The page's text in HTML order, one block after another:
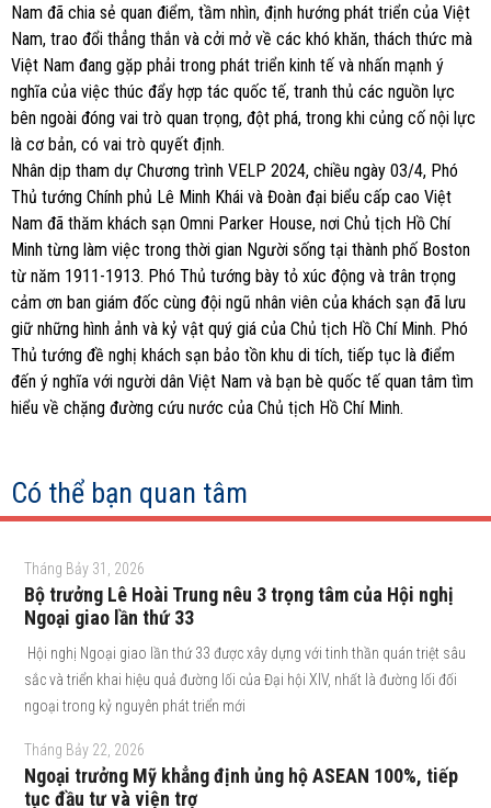
Nam đã chia sẻ quan điểm, tầm nhìn, định hướng phát triển của Việt
Nam, trao đổi thẳng thắn và cởi mở về các khó khăn, thách thức mà
Việt Nam đang gặp phải trong phát triển kinh tế và nhấn mạnh ý
nghĩa của việc thúc đẩy hợp tác quốc tế, tranh thủ các nguồn lực
bên ngoài đóng vai trò quan trọng, đột phá, trong khi củng cố nội lực
là cơ bản, có vai trò quyết định.
Nhân dịp tham dự Chương trình VELP 2024, chiều ngày 03/4, Phó
Thủ tướng Chính phủ Lê Minh Khái và Đoàn đại biểu cấp cao Việt
Nam đã thăm khách sạn Omni Parker House, nơi Chủ tịch Hồ Chí
Minh từng làm việc trong thời gian Người sống tại thành phố Boston
từ năm 1911-1913. Phó Thủ tướng bày tỏ xúc động và trân trọng
cảm ơn ban giám đốc cùng đội ngũ nhân viên của khách sạn đã lưu
giữ những hình ảnh và kỷ vật quý giá của Chủ tịch Hồ Chí Minh. Phó
Thủ tướng đề nghị khách sạn bảo tồn khu di tích, tiếp tục là điểm
đến ý nghĩa với người dân Việt Nam và bạn bè quốc tế quan tâm tìm
hiểu về chặng đường cứu nước của Chủ tịch Hồ Chí Minh.
Có thể bạn quan tâm
Tháng Bảy 31, 2026
Bộ trưởng Lê Hoài Trung nêu 3 trọng tâm của Hội nghị
Ngoại giao lần thứ 33
Hội nghị Ngoại giao lần thứ 33 được xây dựng với tinh thần quán triệt sâu
sắc và triển khai hiệu quả đường lối của Đại hội XIV, nhất là đường lối đối
ngoại trong kỷ nguyên phát triển mới
Tháng Bảy 22, 2026
Ngoại trưởng Mỹ khẳng định ủng hộ ASEAN 100%, tiếp
tục đầu tư và viện trợ